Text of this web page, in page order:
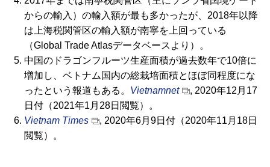
からの輸入）の輸入額が最も多かったが、2018年以降
は上海税関管区の輸入額が南寧を上回っている
（Global Trade Atlasデータベースより）。
中国のドラゴンフルーツ生産面積が過去数年で10倍に
増加し、ベトナム国内の総栽培面積とほぼ同程度にな
ったという報道もある。 Vietnamnet
, 2020年12月17
日付（2021年1月28日閲覧）。
Vietnam Times
, 2020年6月9日付（2020年11月18日
閲覧）。